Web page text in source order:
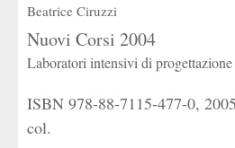
Beatrice Ciruzzi
Nuovi Corsi 2004
Laboratori intensivi di progettazione
ISBN 978-88-7115-477-0,
col.